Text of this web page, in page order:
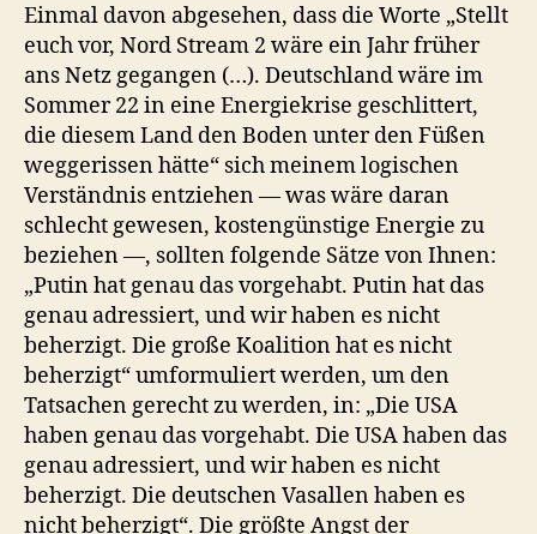
Einmal davon abgesehen, dass die Worte „Stellt
euch vor, Nord Stream 2 wäre ein Jahr früher
ans Netz gegangen (…). Deutschland wäre im
Sommer 22 in eine Energiekrise geschlittert,
die diesem Land den Boden unter den Füßen
weggerissen hätte“ sich meinem logischen
Verständnis entziehen — was wäre daran
schlecht gewesen, kostengünstige Energie zu
beziehen —, sollten folgende Sätze von Ihnen:
„Putin hat genau das vorgehabt. Putin hat das
genau adressiert, und wir haben es nicht
beherzigt. Die große Koalition hat es nicht
beherzigt“ umformuliert werden, um den
Tatsachen gerecht zu werden, in: „Die USA
haben genau das vorgehabt. Die USA haben das
genau adressiert, und wir haben es nicht
beherzigt. Die deutschen Vasallen haben es
nicht beherzigt“. Die größte Angst der